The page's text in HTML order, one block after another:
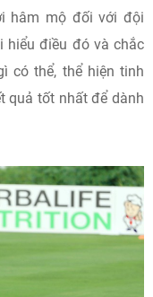
hâm mộ đối với đội
hiểu điều đó và chắc
có thể, thể hiện tinh
quả tốt nhất để dành